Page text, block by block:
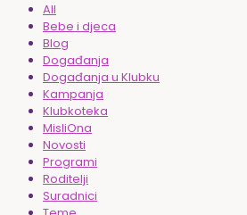
All
Bebe i djeca
Blog
Događanja
Događanja u Klubku
Kampanja
Klubkoteka
MisliOna
Novosti
Programi
Roditelji
Suradnici